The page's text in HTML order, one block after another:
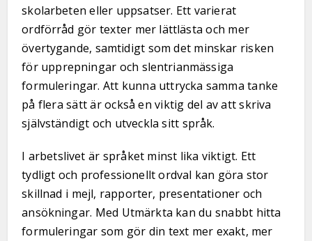
skolarbeten eller uppsatser. Ett varierat
ordförråd gör texter mer lättlästa och mer
övertygande, samtidigt som det minskar risken
för upprepningar och slentrianmässiga
formuleringar. Att kunna uttrycka samma tanke
på flera sätt är också en viktig del av att skriva
självständigt och utveckla sitt språk.
I arbetslivet är språket minst lika viktigt. Ett
tydligt och professionellt ordval kan göra stor
skillnad i mejl, rapporter, presentationer och
ansökningar. Med Utmärkta kan du snabbt hitta
formuleringar som gör din text mer exakt, mer